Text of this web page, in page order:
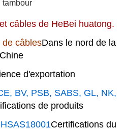
tambour
câbles de HeBei huatong.
de câblesDans le nord de la
Chine
d'exportation
BV, PSB, SABS, GL, NK,
de produits
Certifications du